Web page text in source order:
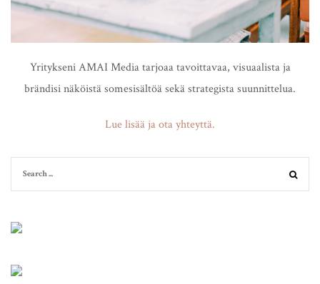
Yritykseni AMAI Media tarjoaa tavoittavaa, visuaalista ja
brändisi näköistä somesisältöä sekä strategista suunnittelua.
Lue lisää ja ota yhteyttä.